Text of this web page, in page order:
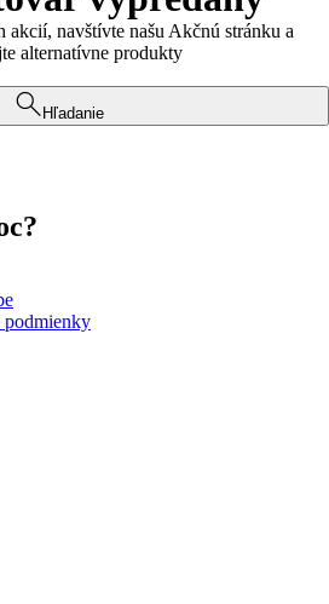
akcií, navštívte našu Akčnú stránku a
alternatívne produkty
Hľadanie
podmienky